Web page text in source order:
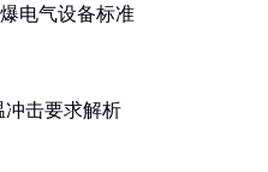
电气设备标准
冲击要求解析